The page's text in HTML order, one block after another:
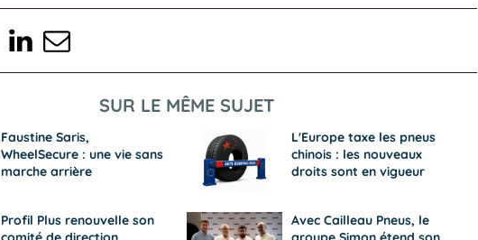
SUR LE MÊME SUJET
Faustine Saris,
WheelSecure : une vie sans
marche arrière
L'Europe taxe les pneus
chinois : les nouveaux
droits sont en vigueur
Profil Plus renouvelle son
Avec Cailleau Pneus, le